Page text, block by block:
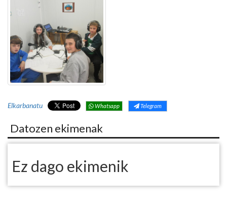
Elkarbanatu Whatsapp Telegram
Datozen ekimenak
Ez dago ekimenik